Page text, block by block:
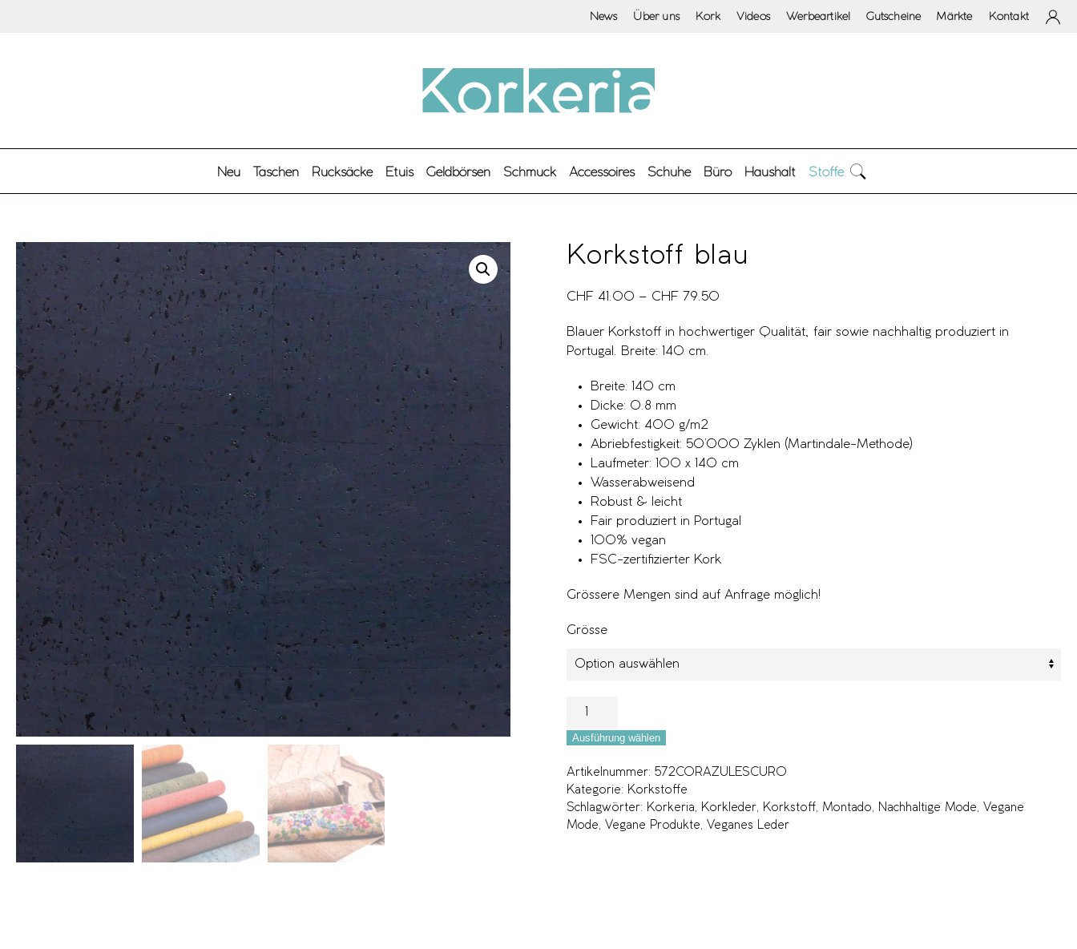
News Über uns Kork Videos Werbeartikel Gutscheine Märkte Kontakt
Neu Taschen Rucksäcke Etuis Geldbörsen Schmuck Accessoires Schuhe Büro Haushalt Stoffe
Korkstoff blau
CHF 41.00 – CHF 79.50
Blauer Korkstoff in hochwertiger Qualität, fair sowie nachhaltig produziert in
Portugal. Breite: 140 cm.
Breite: 140 cm
Dicke: 0.8 mm
Gewicht: 400 g/m2
Abriebfestigkeit: 50’000 Zyklen (Martindale-Methode)
Laufmeter: 100 x 140 cm
Wasserabweisend
Robust & leicht
Fair produziert in Portugal
100% vegan
FSC-zertifizierter Kork
Grössere Mengen sind auf Anfrage möglich!
Grösse
Ausführung wählen
Artikelnummer: 572CORAZULESCURO
Kategorie: Korkstoffe
Schlagwörter: Korkeria, Korkleder, Korkstoff, Montado, Nachhaltige Mode, Vegane
Mode, Vegane Produkte, Veganes Leder